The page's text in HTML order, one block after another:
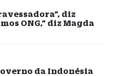
diz
ONG,” diz Magda
da Indonésia